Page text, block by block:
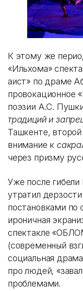
К этому же
«Ильхома»
аист» по драме
провокационное
поэзии А.С.
традиций и
Ташкенте,
внимание к
через призму
Уже после
утратил
постановками по
ироничная
спектакле
(современный
социальная
про людей,
проблемами.